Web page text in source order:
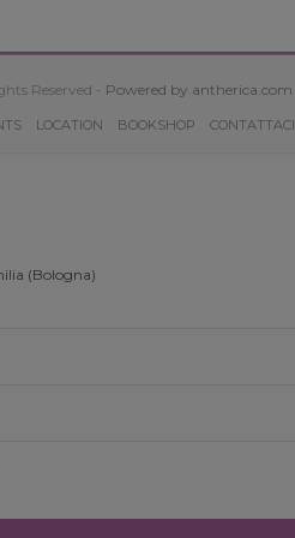
Reserved - Powered by antherica.com
LOCATION BOOKSHOP CONTATTACI
(Bologna)